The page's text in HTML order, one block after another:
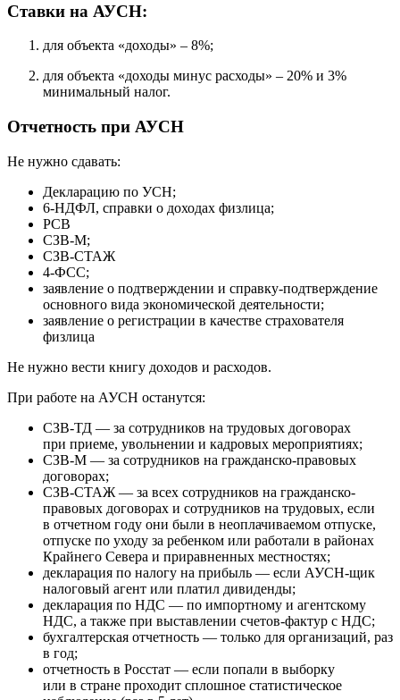
Ставки на АУСН:
для объекта «доходы» – 8%;
для объекта «доходы минус расходы» – 20% и 3%
минимальный налог.
Отчетность при АУСН
Не нужно сдавать:
Декларацию по УСН;
6-НДФЛ, справки о доходах физлица;
РСВ
СЗВ-М;
СЗВ-СТАЖ
4-ФСС;
заявление о подтверждении и справку-подтверждение
основного вида экономической деятельности;
заявление о регистрации в качестве страхователя
физлица
Не нужно вести книгу доходов и расходов.
При работе на АУСН останутся:
СЗВ-ТД — за сотрудников на трудовых договорах
при приеме, увольнении и кадровых мероприятиях;
СЗВ-М — за сотрудников на гражданско-правовых
договорах;
СЗВ-СТАЖ — за всех сотрудников на гражданско-
правовых договорах и сотрудников на трудовых, если
в отчетном году они были в неоплачиваемом отпуске,
отпуске по уходу за ребенком или работали в районах
Крайнего Севера и приравненных местностях;
декларация по налогу на прибыль — если АУСН-щик
налоговый агент или платил дивиденды;
декларация по НДС — по импортному и агентскому
НДС, а также при выставлении счетов-фактур с НДС;
бухгалтерская отчетность — только для организаций, раз
в год;
отчетность в Росстат — если попали в выборку
или в стране проходит сплошное статистическое